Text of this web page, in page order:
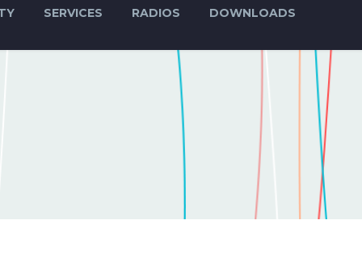
SERVICES RADIOS DOWNLOADS